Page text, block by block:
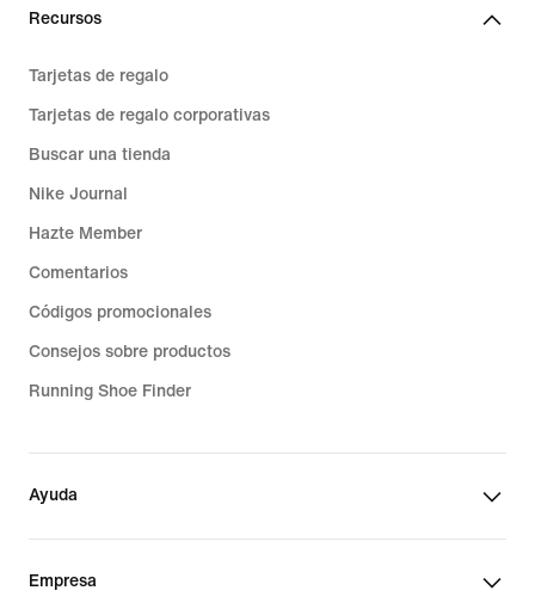
Recursos
Tarjetas de regalo
Tarjetas de regalo corporativas
Buscar una tienda
Nike Journal
Hazte Member
Comentarios
Códigos promocionales
Consejos sobre productos
Running Shoe Finder
Ayuda
Empresa